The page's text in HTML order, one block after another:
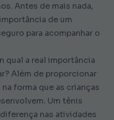
Antes de mais nada,
de um
para acompanhar o
qual a real importância
Além de proporcionar
forma que as crianças
Um tênis
nas atividades